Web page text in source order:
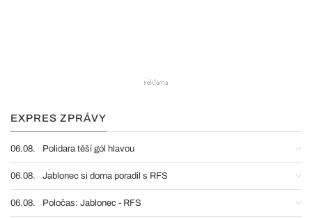
EXPRES ZPRÁVY
06.08. Polidara těší gól hlavou
06.08. Jablonec si doma poradil s RFS
06.08. Poločas: Jablonec - RFS